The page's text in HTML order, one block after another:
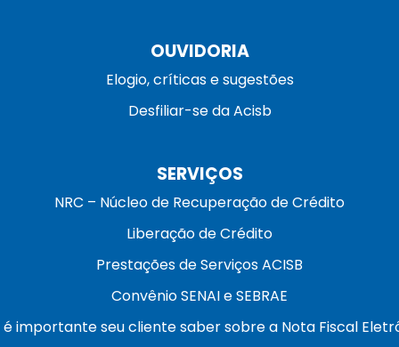
OUVIDORIA
Elogio, críticas e sugestões
Desfiliar-se da Acisb
SERVIÇOS
NRC – Núcleo de Recuperação de Crédito
Liberação de Crédito
Prestações de Serviços ACISB
Convênio SENAI e SEBRAE
é importante seu cliente saber sobre a Nota Fiscal